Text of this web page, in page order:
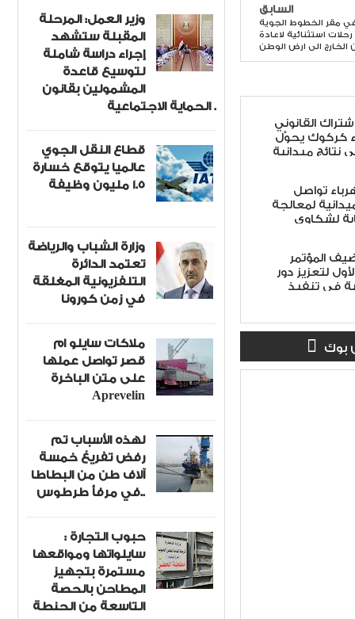
السابق
في مقر الخطوط الجوية
استثنائية لاعادة
الخارج الى ارض الوطن
القانوني
كركوك يحوّل
نتائج ميدانية
تواصل
لمعالجة
لشكاوى
المؤتمر
لتعزيز دور
في تنفيذ
بوك
وزير العمل: المرحلة
المقبلة ستشهد
إجراء دراسة شاملة
لتوسيع قاعدة
المشمولين بقانون
الحماية الاجتماعية .
قطاع النقل الجوي
عالميا يتوقع خسارة
1.5 مليون وظيفة
وزارة الشباب والرياضة
تعتمد الدائرة
التلفزيونية المغلقة
في زمن كورونا
ملاكات سايلو ام
قصر تواصل عملها
على متن الباخرة
Aprevelin
لهذه الأسباب تم
رفض تفريغ خمسة
آلاف طن من البطاطا
في مرفأ طرطوس..
حبوب التجارة :
سايلواتها ومواقعها
مستمرة بتجهيز
المطاحن بالحصة
التاسعة من الحنطة